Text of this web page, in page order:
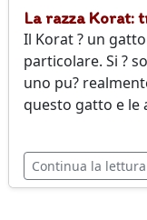
La razza Korat:
Il Korat ? un
particolare. Si ?
uno pu?
questo gatto e le
Continua la lettura